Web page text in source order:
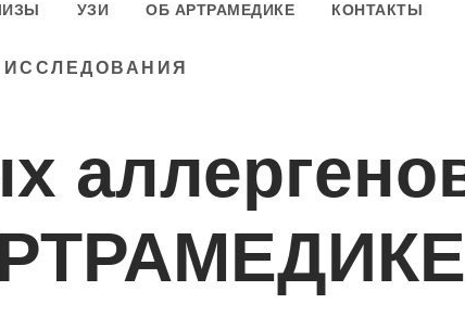
УЗИ ОБ АРТРАМЕДИКЕ КОНТАКТЫ